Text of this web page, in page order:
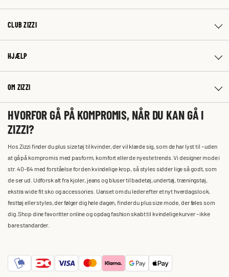
CLUB ZIZZI
HJÆLP
OM ZIZZI
HVORFOR GÅ PÅ KOMPROMIS, NÅR DU KAN GÅ I
ZIZZI?
Hos Zizzi finder du plus size tøj til kvinder, der vil klæde sig, som de har lyst til – uden
at gå på kompromis med pasform, komfort eller de nyeste trends. Vi designer mode i
str. 40-64 med forståelse for den kvindelige krop, så styles sidder lige så godt, som
de ser ud. Udforsk alt fra kjoler, jeans og bluser til badetøj, undertøj, træningstøj,
ekstra wide fit sko og accessories. Uanset om du leder efter et nyt hverdagslook,
festtøj eller styles, der følger dig hele dagen, finder du plus size mode, der føles som
dig. Shop dine favoritter online og opdag fashion skabt til kvindelige kurver – ikke
bare standarder.